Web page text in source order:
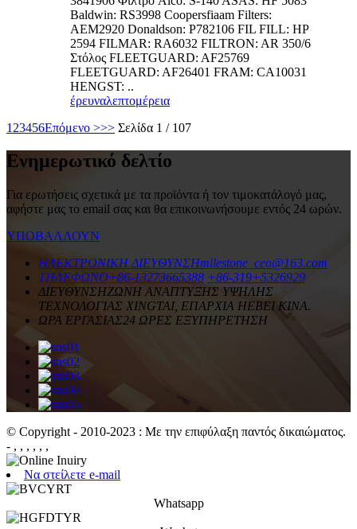
Baldwin: RS3998 Coopersfiaam Filters:
AEM2920 Donaldson: P782106 FIL FILL: HP
2594 FILMAR: RA6032 FILTRON: AR 350/6
Στόλος FLEETGUARD: AF25769
FLEETGUARD: AF26401 FRAM: CA10031
HENGST: ..
έρευναλεπτομέρεια
1 23456Επόμενο >>> Σελίδα 1 / 107
Ενημερωτικό δελτίο
Για ερωτήσεις σχετικά με τα προϊόντα ή τον τιμοκατάλογό μας,
αφήστε μας το email σας και θα επικοινωνήσουμε εντός 24 ωρών.
ΥΠΟΒΑΛΛΟΥΝ
ΗΛΕΚΤΡΟΝΙΚΗ ΔΙΕΥΘΥΝΣΗmilestone_ceo@163.com
ΤΗΛΕΦΩΝΟ+86-13273665388 +86-319+5326929
ΔΙΕΥΘΥΝΣΗΖΩΝΗ ΑΝΑΠΤΥΞΗΣ ΥΨΗΛΗΣ
ΤΕΧΝΟΛΟΓΙΑΣ XINGTAI, ΕΠΑΡΧΙΑ HEBEI ΚΙΝΑ.
ΩΡΑ ΕΡΓΑΣΙΑΣ24 ΩΡΕΣ ΕΞΥΠΗΡΕΤΗΣΗ
© Copyright - 2010-2023 : Με την επιφύλαξη παντός δικαιώματος.
- , , , , , ,
Να στείλετε e-mail
Whatsapp